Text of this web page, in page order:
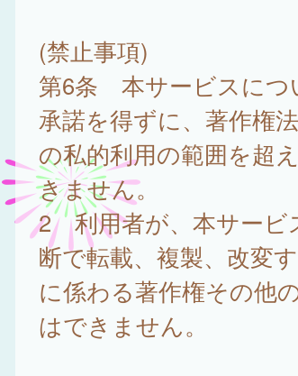
(禁止事項)
第6条 本サービスにつ
承諾を得ずに、著作権
の私的利用の範囲を超
きません。
2 利用者が、本サービ
断で転載、複製、改変
に係わる著作権その他
はできません。